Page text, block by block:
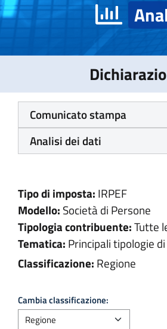
Comunicato stampa
Analisi dei dati
Tipo di imposta: IRPEF
Modello: Società di Persone
Tipologia contribuente:Tutte
Tematica: Principali tipologie
Classificazione: Regione
Cambia classificazione: